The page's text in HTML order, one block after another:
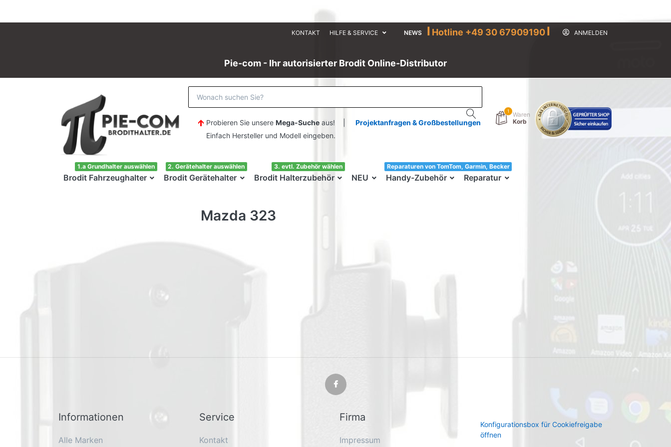
KONTAKT HILFE & SERVICE NEWS I Hotline +49 30 67909190I ANMELDEN
Pie-com - Ihr autorisierter Brodit Online-Distributor
Probieren Sie unsere Mega-Sucheaus! | Projektanfragen & Großbestellungen
Einfach Hersteller und Modell eingeben.
1
Waren
Korb
Brodit Fahrzeughalter
1.a Grundhalter auswählen
Brodit Gerätehalter
2. Gerätehalter auswählen
Brodit Halterzubehör
3. evtl. Zubehör wählen
NEU Handy-Zubehör
33!
Reparatur
Reparaturen von TomTom, Garmin, Becker
Mazda 323
Informationen
Alle Marken
Service
Kontakt
Firma
Impressum
Konfigurationsbox für Cookiefreigabe
öffnen